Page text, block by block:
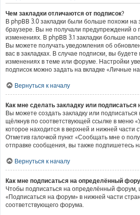
Чем закладки отличаются от подписок?
В phpBB 3.0 закладки были больше похожи на
браузере. Вы не получали предупреждений
изменениях. В phpBB 3.1 закладки больше
Вы можете получать уведомления об
вас в закладках. В случае подписки, вы
изменениях в теме или форуме. Настройки
подписок можно задать на вкладке «Личные
Вернуться к началу
Как мне сделать закладку или
Вы можете создать закладку или
щёлкнув по соответствующей ссылке в меню
которое находится в верхней и нижней части
Отметив галочкой пункт «Сообщать мне о
отправке сообщения, вы также подпишетесь
Вернуться к началу
Как мне подписаться на определённый
Чтобы подписаться на определённый форум,
«Подписаться на форум» в нижней части
соответствующего форума.